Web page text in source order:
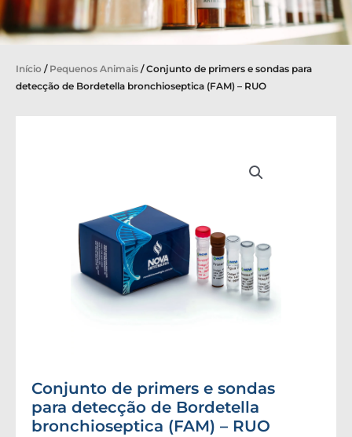
Início / Pequenos Animais / Conjunto de primers e sondas para
detecção de Bordetella bronchioseptica (FAM) – RUO
Conjunto de primers e sondas
para detecção de Bordetella
bronchioseptica (FAM) – RUO